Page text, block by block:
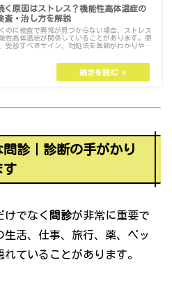
く原因はストレス？機能性高体温症の
査・治し方を解説
のに検査で異常が見つからない場合、ストレス
性高体温症が関係していることがあります。原
受診すべきサイン、対処法を医師がわかりやす
診｜診断の手がかり
す
けでなく 問診が非常に重要で
活、仕事、旅行、薬、ペッ
ていることがあります。